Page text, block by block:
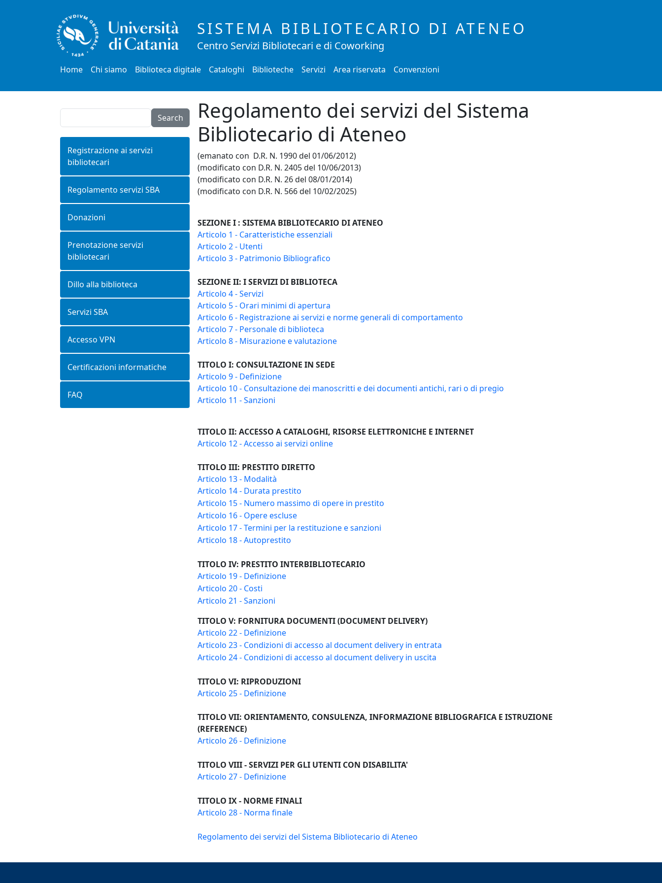
SISTEMA BIBLIOTECARIO DI ATENEO
Centro Servizi Bibliotecari e di Coworking
Main menu
Home Chi siamo Biblioteca digitale Cataloghi Biblioteche Servizi Area riservata Convenzioni
Registrazione ai servizi
bibliotecari
Regolamento servizi SBA
Donazioni
Prenotazione servizi
bibliotecari
Dillo alla biblioteca
Servizi SBA
Accesso VPN
Certificazioni informatiche
FAQ
Regolamento dei servizi del Sistema
Bibliotecario di Ateneo
(emanato con D.R. N. 1990 del 01/06/2012)
(modificato con D.R. N. 2405 del 10/06/2013)
(modificato con D.R. N. 26 del 08/01/2014)
(modificato con D.R. N. 566 del 10/02/2025)
SEZIONE I : SISTEMA BIBLIOTECARIO DI ATENEO
Articolo 1 - Caratteristiche essenziali
Articolo 2 - Utenti
Articolo 3 - Patrimonio Bibliografico
SEZIONE II: I SERVIZI DI BIBLIOTECA
Articolo 4 - Servizi
Articolo 5 - Orari minimi di apertura
Articolo 6 - Registrazione ai servizi e norme generali di comportamento
Articolo 7 - Personale di biblioteca
Articolo 8 - Misurazione e valutazione
TITOLO I: CONSULTAZIONE IN SEDE
Articolo 9 - Definizione
Articolo 10 - Consultazione dei manoscritti e dei documenti antichi, rari o di pregio
Articolo 11 - Sanzioni
TITOLO II: ACCESSO A CATALOGHI, RISORSE ELETTRONICHE E INTERNET
Articolo 12 - Accesso ai servizi online
TITOLO III: PRESTITO DIRETTO
Articolo 13 - Modalità
Articolo 14 - Durata prestito
Articolo 15 - Numero massimo di opere in prestito
Articolo 16 - Opere escluse
Articolo 17 - Termini per la restituzione e sanzioni
Articolo 18 - Autoprestito
TITOLO IV: PRESTITO INTERBIBLIOTECARIO
Articolo 19 - Definizione
Articolo 20 - Costi
Articolo 21 - Sanzioni
TITOLO V: FORNITURA DOCUMENTI (DOCUMENT DELIVERY)
Articolo 22 - Definizione
Articolo 23 - Condizioni di accesso al document delivery in entrata
Articolo 24 - Condizioni di accesso al document delivery in uscita
TITOLO VI: RIPRODUZIONI
Articolo 25 - Definizione
TITOLO VII: ORIENTAMENTO, CONSULENZA, INFORMAZIONE BIBLIOGRAFICA E ISTRUZIONE
(REFERENCE)
Articolo 26 - Definizione
TITOLO VIII - SERVIZI PER GLI UTENTI CON DISABILITA'
Articolo 27 - Definizione
TITOLO IX - NORME FINALI
Articolo 28 - Norma finale
Regolamento dei servizi del Sistema Bibliotecario di Ateneo